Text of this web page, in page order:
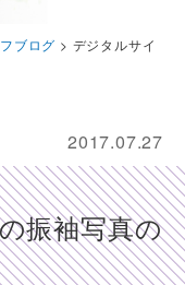
ブログ > デジタルサイ
2017.07.27
振袖写真の